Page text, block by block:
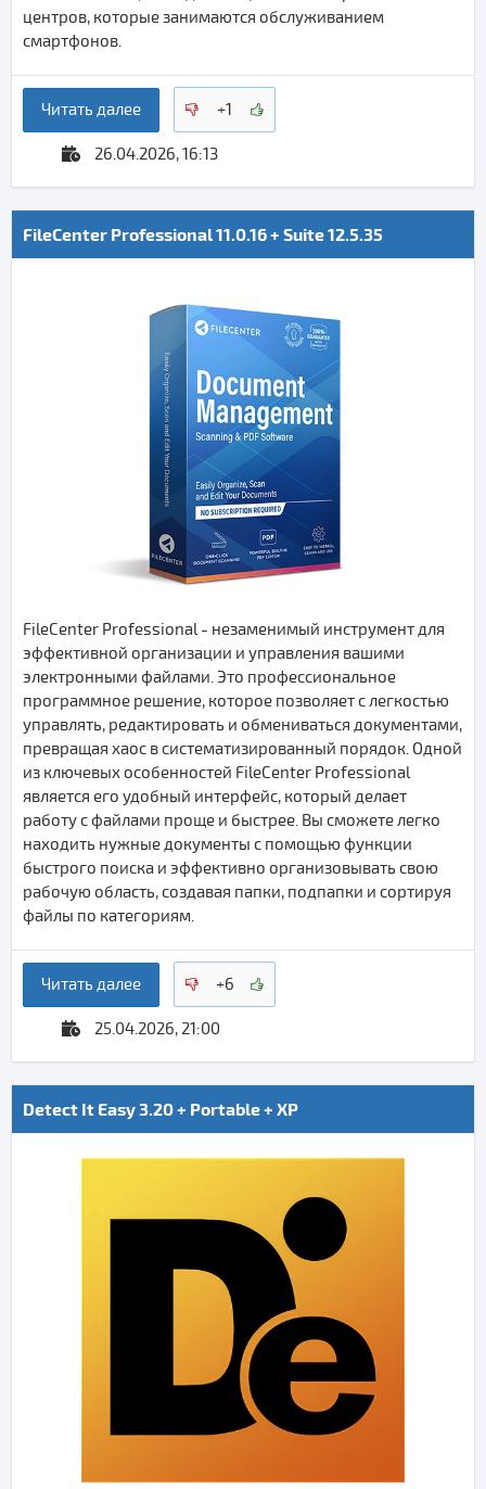
центров, которые занимаются обслуживанием
смартфонов.
Читать далее +1
26.04.2026, 16:13
FileCenter Professional 11.0.16 + Suite 12.5.35
FileCenter Professional - незаменимый инструмент для
эффективной организации и управления вашими
электронными файлами. Это профессиональное
программное решение, которое позволяет с легкостью
управлять, редактировать и обмениваться документами,
превращая хаос в систематизированный порядок. Одной
из ключевых особенностей FileCenter Professional
является его удобный интерфейс, который делает
работу с файлами проще и быстрее. Вы сможете легко
находить нужные документы с помощью функции
быстрого поиска и эффективно организовывать свою
рабочую область, создавая папки, подпапки и сортируя
файлы по категориям.
Читать далее +6
25.04.2026, 21:00
Detect It Easy 3.20 + Portable + XP